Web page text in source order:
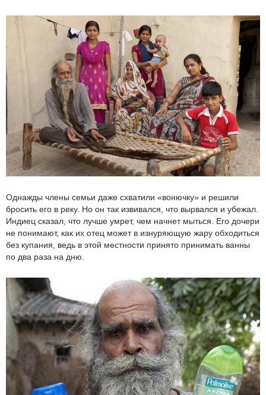
Однажды члены семьи даже схватили «вонючку» и решили
бросить его в реку. Но он так извивался, что вырвался и убежал.
Индиец сказал, что лучше умрет, чем начнет мыться. Его дочери
не понимают, как их отец может в изнуряющую жару обходиться
без купания, ведь в этой местности принято принимать ванны
по два раза на дню.